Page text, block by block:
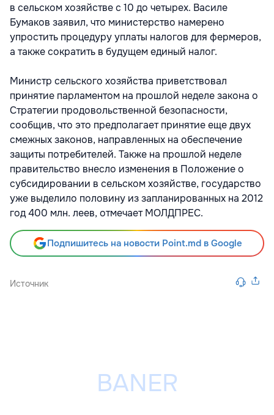
в сельском хозяйстве с 10 до четырех. Василе
Бумаков заявил, что министерство намерено
упростить процедуру уплаты налогов для фермеров,
а также сократить в будущем единый налог.
Министр сельского хозяйства приветствовал
принятие парламентом на прошлой неделе закона о
Стратегии продовольственной безопасности,
сообщив, что это предполагает принятие еще двух
смежных законов, направленных на обеспечение
защиты потребителей. Также на прошлой неделе
правительство внесло изменения в Положение о
субсидировании в сельском хозяйстве, государство
уже выделило половину из запланированных на 2012
год 400 млн. леев, отмечает МОЛДПРЕС.
Подпишитесь на новости Point.md в Google
Источник